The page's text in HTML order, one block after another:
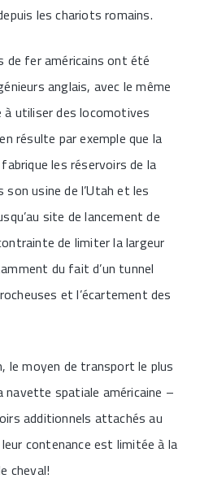
les chariots romains.
de fer américains ont été
anglais, avec le même
utiliser des locomotives
résulte par exemple que la
les réservoirs de la
usine de l’Utah et les
site de lancement de
de limiter la largeur
du fait d’un tunnel
et l’écartement des
le moyen de transport le plus
navette spatiale américaine –
additionnels attachés au
contenance est limitée à la
cheval!